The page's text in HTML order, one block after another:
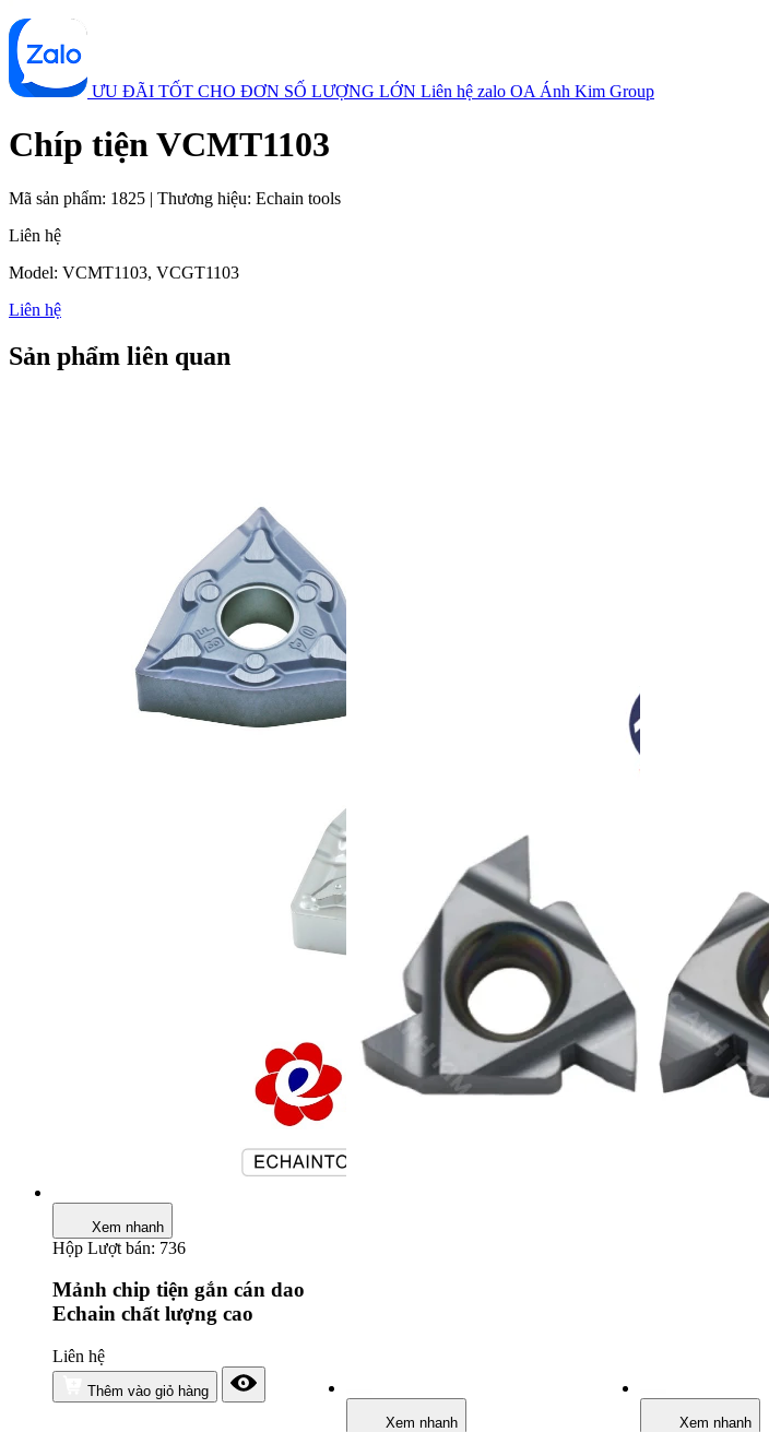
ƯU ĐÃI TỐT CHO ĐƠN SỐ LƯỢNG LỚN Liên hệ zalo OA Ánh Kim Group
Chíp tiện VCMT1103
Mã sản phẩm: 1825 | Thương hiệu: Echain tools
Liên hệ
Model: VCMT1103, VCGT1103
Liên hệ
Sản phẩm liên quan
Xem nhanh
Hộp Lượt bán: 736
Mảnh chip tiện gắn cán dao
Echain chất lượng cao
Liên hệ
Thêm vào giỏ hàng
Xem nhanh
Xem nhanh